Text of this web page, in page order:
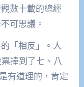
數十載的總經
可思議。
「相反」。人
捧到了七、八
有道理的，肯定